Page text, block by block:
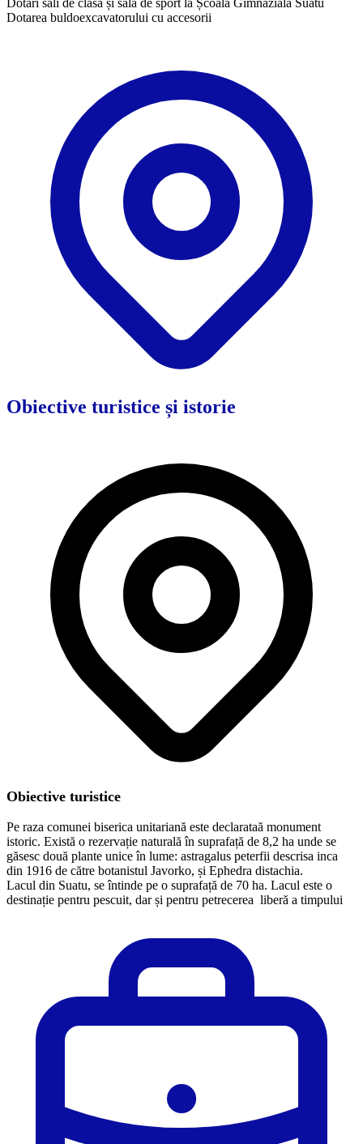
​Dotarea buldoexcavatorului cu accesorii
Obiective turistice și istorie
Obiective turistice
Pe raza comunei biserica unitariană este declarataă monument
istoric. Există o rezervație naturală în suprafață de 8,2 ha unde se
găsesc două plante unice în lume: astragalus peterfii descrisa inca
din 1916 de către botanistul Javorko, și Ephedra distachia.
Lacul din Suatu, se întinde pe o suprafață de 70 ha. Lacul este o
destinație pentru pescuit, dar și pentru petrecerea liberă a timpului